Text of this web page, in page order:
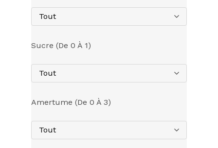
Tout
Sucre (de 0 À 1)
Tout
Amertume (de 0 À 3)
Tout